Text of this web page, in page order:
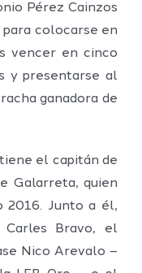
Pérez Cainzos
colocarse en
vencer en cinco
y presentarse al
ganadora de
el capitán de
Galarreta, quien
2016. Junto a él,
Bravo, el
Nico Arevalo –